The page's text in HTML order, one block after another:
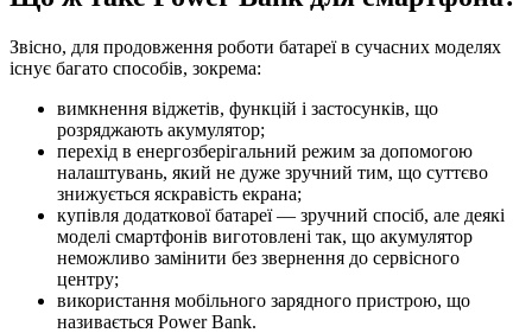
Звісно, для продовження роботи батареї в сучасних моделях
існує багато способів, зокрема:
вимкнення віджетів, функцій і застосунків, що
розряджають акумулятор;
перехід в енергозберігальний режим за допомогою
налаштувань, який не дуже зручний тим, що суттєво
знижується яскравість екрана;
купівля додаткової батареї — зручний спосіб, але деякі
моделі смартфонів виготовлені так, що акумулятор
неможливо замінити без звернення до сервісного
центру;
використання мобільного зарядного пристрою, що
називається Power Bank.